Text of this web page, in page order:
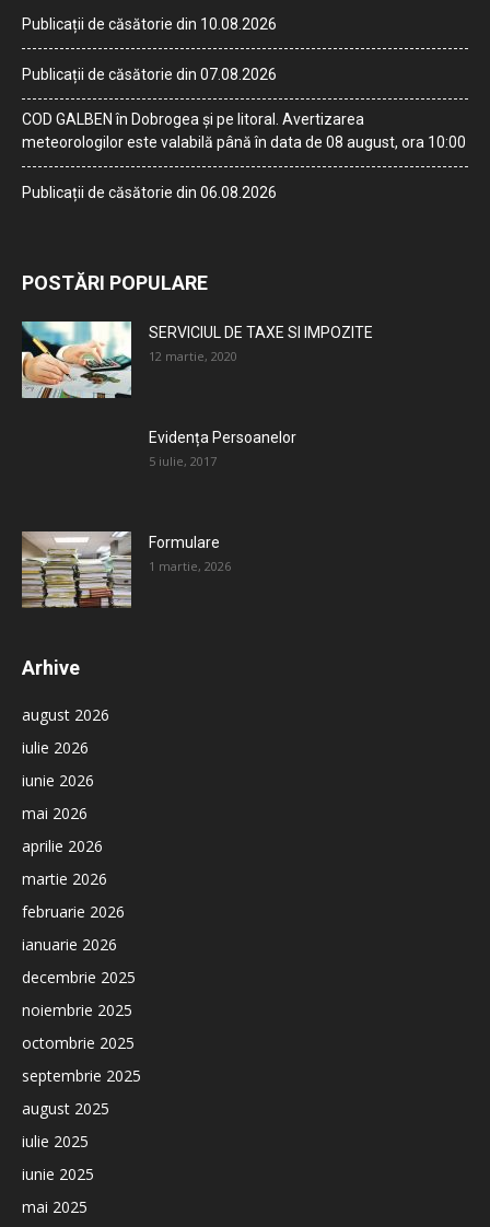
Publicații de căsătorie din 10.08.2026
Publicații de căsătorie din 07.08.2026
COD GALBEN în Dobrogea și pe litoral. Avertizarea
meteorologilor este valabilă până în data de 08 august, ora 10:00
Publicații de căsătorie din 06.08.2026
POSTĂRI POPULARE
SERVICIUL DE TAXE SI IMPOZITE
12 martie, 2020
Evidența Persoanelor
5 iulie, 2017
Formulare
1 martie, 2026
Arhive
august 2026
iulie 2026
iunie 2026
mai 2026
aprilie 2026
martie 2026
februarie 2026
ianuarie 2026
decembrie 2025
noiembrie 2025
octombrie 2025
septembrie 2025
august 2025
iulie 2025
iunie 2025
mai 2025